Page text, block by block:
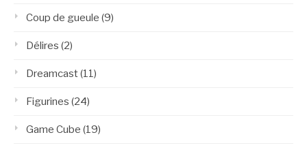
Coup de gueule (9)
Délires (2)
Dreamcast(11)
Figurines (24)
Game Cube (19)